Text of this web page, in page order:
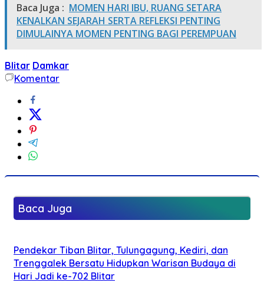
Baca Juga : MOMEN HARI IBU, RUANG SETARA
KENALKAN SEJARAH SERTA REFLEKSI PENTING
DIMULAINYA MOMEN PENTING BAGI PEREMPUAN
Blitar Damkar
Komentar
Baca Juga
Pendekar Tiban Blitar, Tulungagung, Kediri, dan
Trenggalek Bersatu Hidupkan Warisan Budaya di
Hari Jadi ke-702 Blitar